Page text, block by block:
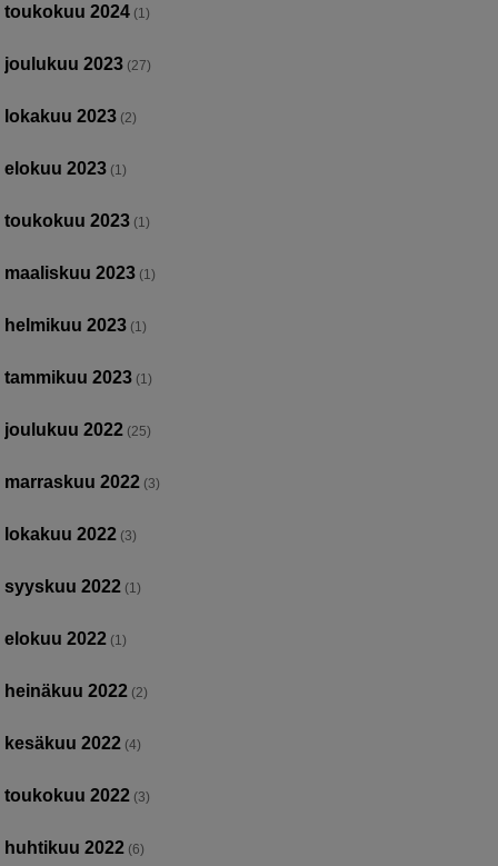
toukokuu 2024 (1)
joulukuu 2023 (27)
lokakuu 2023 (2)
elokuu 2023 (1)
toukokuu 2023 (1)
maaliskuu 2023 (1)
helmikuu 2023 (1)
tammikuu 2023 (1)
joulukuu 2022 (25)
marraskuu 2022 (3)
lokakuu 2022 (3)
syyskuu 2022 (1)
elokuu 2022 (1)
heinäkuu 2022 (2)
kesäkuu 2022 (4)
toukokuu 2022 (3)
huhtikuu 2022 (6)